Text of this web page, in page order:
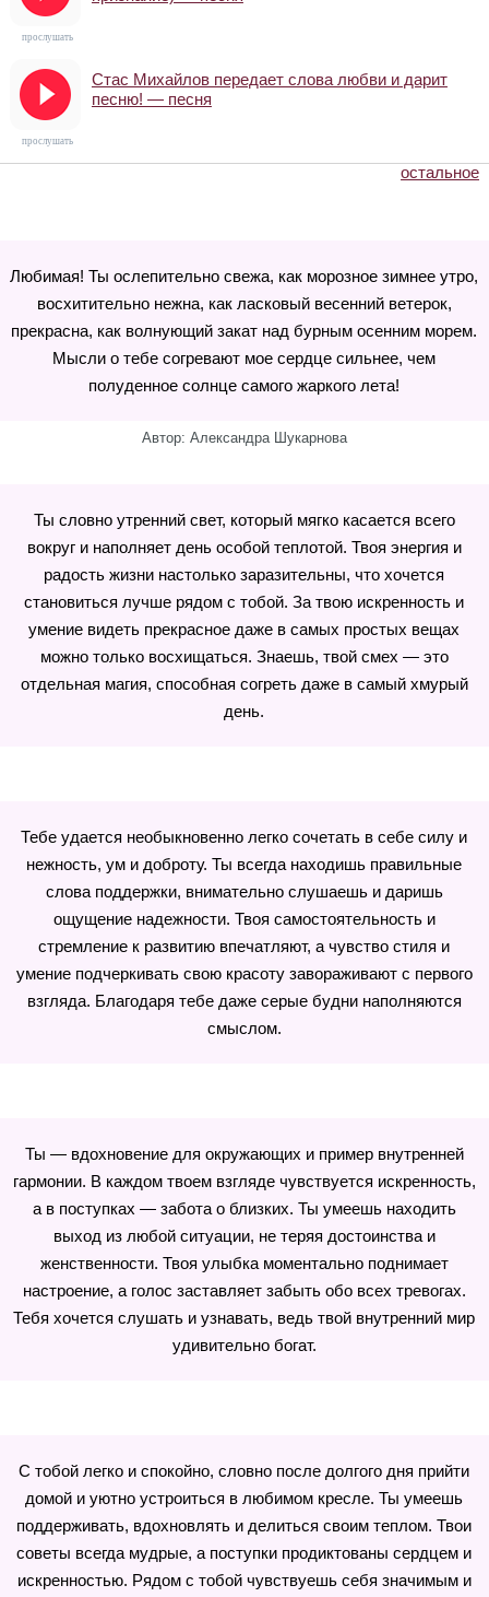
прослушать
Стас Михайлов передает слова любви и дарит
песню! — песня
прослушать
остальное
Любимая! Ты ослепительно свежа, как морозное зимнее утро,
восхитительно нежна, как ласковый весенний ветерок,
прекрасна, как волнующий закат над бурным осенним морем.
Мысли о тебе согревают мое сердце сильнее, чем
полуденное солнце самого жаркого лета!
Автор: Александра Шукарнова
Ты словно утренний свет, который мягко касается всего
вокруг и наполняет день особой теплотой. Твоя энергия и
радость жизни настолько заразительны, что хочется
становиться лучше рядом с тобой. За твою искренность и
умение видеть прекрасное даже в самых простых вещах
можно только восхищаться. Знаешь, твой смех — это
отдельная магия, способная согреть даже в самый хмурый
день.
Тебе удается необыкновенно легко сочетать в себе силу и
нежность, ум и доброту. Ты всегда находишь правильные
слова поддержки, внимательно слушаешь и даришь
ощущение надежности. Твоя самостоятельность и
стремление к развитию впечатляют, а чувство стиля и
умение подчеркивать свою красоту завораживают с первого
взгляда. Благодаря тебе даже серые будни наполняются
смыслом.
Ты — вдохновение для окружающих и пример внутренней
гармонии. В каждом твоем взгляде чувствуется искренность,
а в поступках — забота о близких. Ты умеешь находить
выход из любой ситуации, не теряя достоинства и
женственности. Твоя улыбка моментально поднимает
настроение, а голос заставляет забыть обо всех тревогах.
Тебя хочется слушать и узнавать, ведь твой внутренний мир
удивительно богат.
С тобой легко и спокойно, словно после долгого дня прийти
домой и уютно устроиться в любимом кресле. Ты умеешь
поддерживать, вдохновлять и делиться своим теплом. Твои
советы всегда мудрые, а поступки продиктованы сердцем и
искренностью. Рядом с тобой чувствуешь себя значимым и